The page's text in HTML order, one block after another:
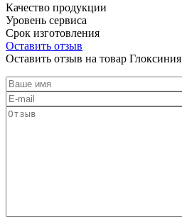
Качество продукции
Уровень сервиса
Срок изготовления
Оставить отзыв
Оставить отзыв на товар Глоксиния